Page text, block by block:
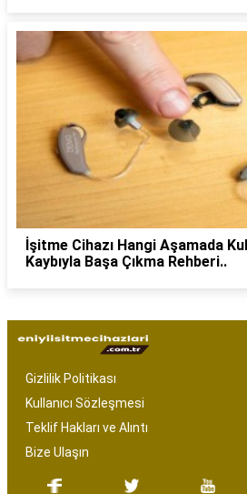
İşitme Cihazı Hangi Aşamada
Kaybıyla Başa Çıkma Rehberi..
Gizlilik Politikası
Kullanıcı Sözleşmesi
Teklif Hakları ve Alıntı
Bize Ulaşın